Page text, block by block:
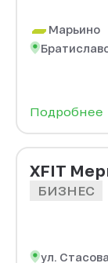
Марьино
Подробнее
XFIT
БИЗНЕС
ул.